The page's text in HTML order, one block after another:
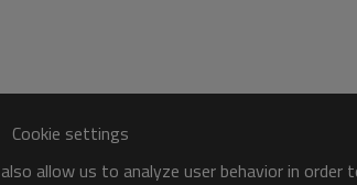
Cookie settings
allow us to analyze user behavior in